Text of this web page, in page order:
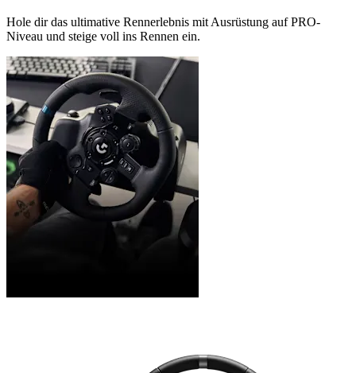
Hole dir das ultimative Rennerlebnis mit Ausrüstung auf PRO-
Niveau und steige voll ins Rennen ein.